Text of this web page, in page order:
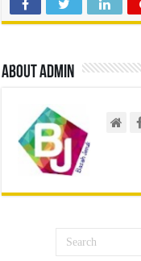
About admin